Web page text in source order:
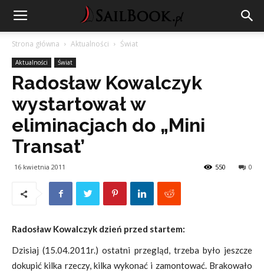
Strona główna Aktualności Świat
Aktualności Świat
Radosław Kowalczyk
wystartował w
eliminacjach do „Mini
Transat’
16 kwietnia 2011 0
550
Radosław Kowalczyk dzień przed startem:
Dzisiaj (15.04.2011r.) ostatni przegląd, trzeba było jeszcze
dokupić kilka rzeczy, kilka wykonać i zamontować. Brakowało